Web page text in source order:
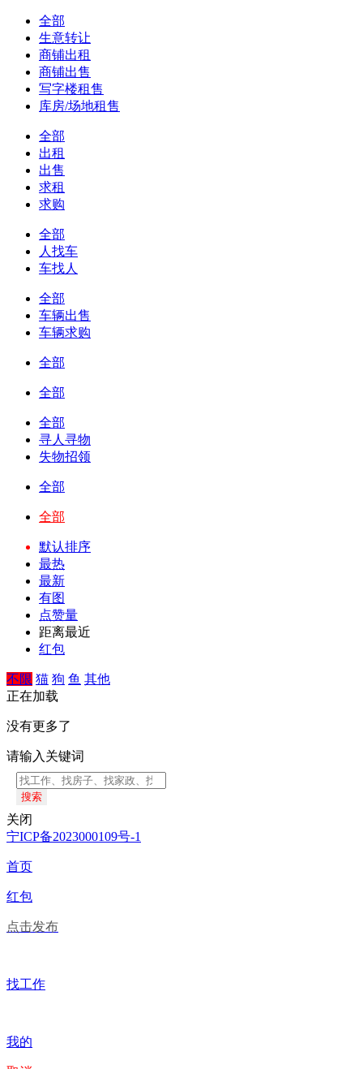
全部
生意转让
商铺出租
商铺出售
写字楼租售
库房/场地租售
全部
出租
出售
求租
求购
全部
人找车
车找人
全部
车辆出售
车辆求购
全部
全部
全部
寻人寻物
失物招领
全部
全部
默认排序
最热
最新
有图
点赞量
距离最近
红包
不限 猫 狗 鱼 其他
正在加载
没有更多了
请输入关键词
搜索
关闭
宁ICP备2023000109号-1
首页
红包
点击发布
找工作
我的